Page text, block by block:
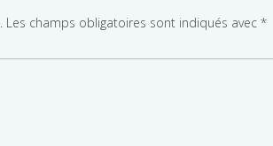
Les champs obligatoires sont indiqués avec *